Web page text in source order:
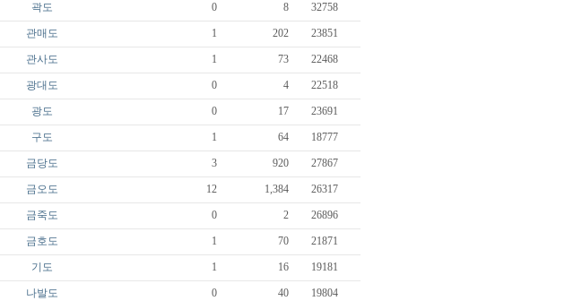
곽도 0 8 32758
관매도 1 202 23851
관사도 1 73 22468
광대도 0 4 22518
광도 0 17 23691
구도 1 64 18777
금당도 3 920 27867
금오도 12 1,384 26317
금죽도 0 2 26896
금호도 1 70 21871
기도 1 16 19181
나발도 0 40 19804